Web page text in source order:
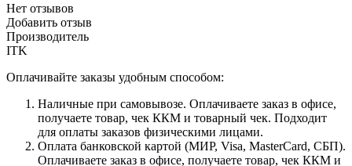
Нет отзывов
Добавить отзыв
Производитель
ITK
Оплачивайте заказы удобным способом:
Наличные при самовывозе. Оплачиваете заказ в офисе,
получаете товар, чек ККМ и товарный чек. Подходит
для оплаты заказов физическими лицами.
Оплата банковской картой (МИР, Visa, MasterCard, СБП).
Оплачиваете заказ в офисе, получаете товар, чек ККМ и